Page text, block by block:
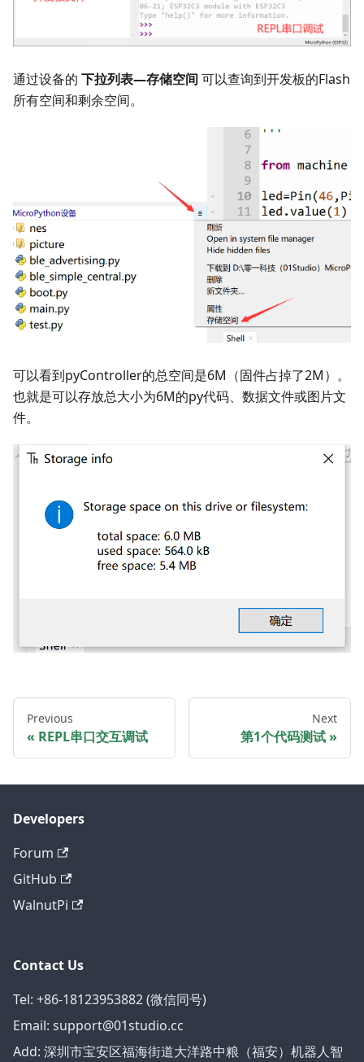
通过设备的 下拉列表—存储空间 可以查询到开发板的Flash
所有空间和剩余空间。
可以看到pyController的总空间是6M（固件占掉了2M）。
也就是可以存放总大小为6M的py代码、数据文件或图片文
件。
Previous
REPL串口交互调试
Next
第1个代码测试
Developers
Forum
GitHub
WalnutPi
Contact Us
Tel: +86-18123953882 (微信同号)
Email: support@01studio.cc
Add: 深圳市宝安区福海街道大洋路中粮（福安）机器人智